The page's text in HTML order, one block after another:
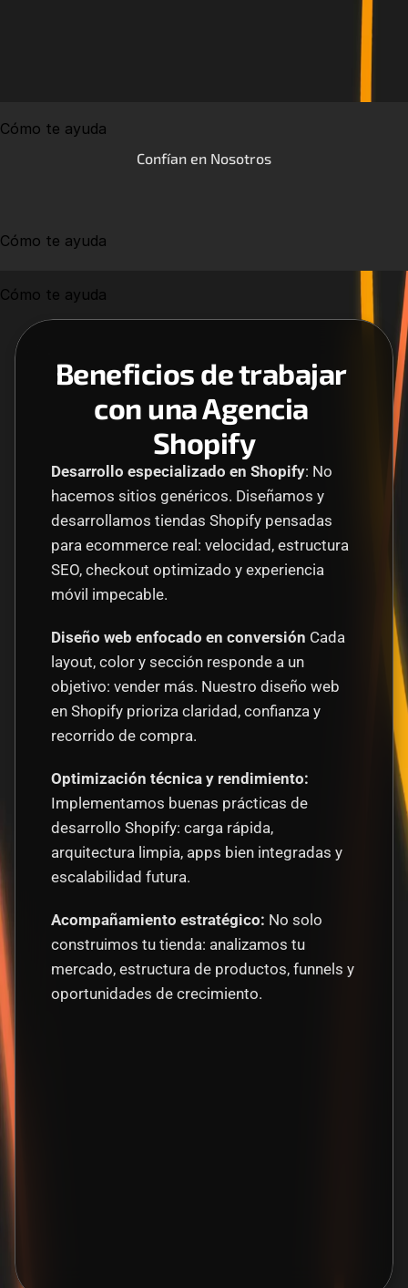
Cómo te ayuda
Confían en Nosotros
Cómo te ayuda
Cómo te ayuda
Beneficios de trabajar
con una Agencia
Shopify
Desarrollo especializado en Shopify: No
hacemos sitios genéricos. Diseñamos y
desarrollamos tiendas Shopify pensadas
para ecommerce real: velocidad, estructura
SEO, checkout optimizado y experiencia
móvil impecable.
Diseño web enfocado en conversión Cada
layout, color y sección responde a un
objetivo: vender más. Nuestro diseño web
en Shopify prioriza claridad, confianza y
recorrido de compra.
Implementamos buenas prácticas de
desarrollo Shopify: carga rápida,
arquitectura limpia, apps bien integradas y
escalabilidad futura.
Acompañamiento estratégico: No solo
construimos tu tienda: analizamos tu
mercado, estructura de productos, funnels y
oportunidades de crecimiento.